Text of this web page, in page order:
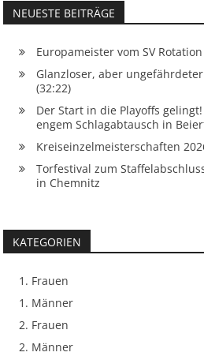
navigation
NEUESTE BEITRÄGE
Europameister vom SV
Glanzloser, aber
(32:22)
Der Start in die Playoffs
engem Schlagabtausch in
Kreiseinzelmeisterschaften
Torfestival zum
in Chemnitz
KATEGORIEN
1. Frauen
1. Männer
2. Frauen
2. Männer